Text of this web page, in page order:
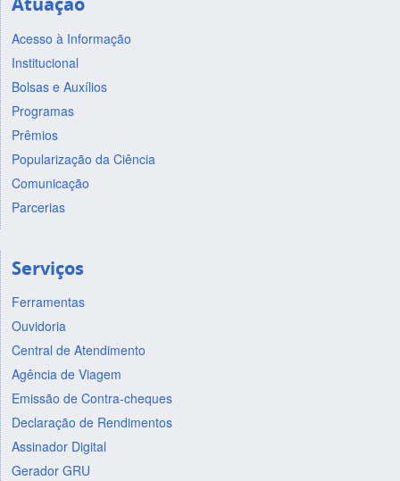
Acesso à Informação
Institucional
Bolsas e Auxílios
Programas
Prêmios
Popularização da Ciência
Comunicação
Parcerias
Serviços
Ferramentas
Ouvidoria
Central de Atendimento
Agência de Viagem
Emissão de Contra-cheques
Declaração de Rendimentos
Assinador Digital
Gerador GRU